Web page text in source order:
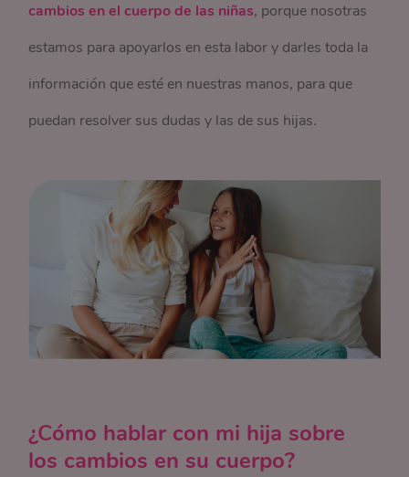
cambios en el cuerpo de las niñas, porque nosotras
estamos para apoyarlos en esta labor y darles toda la
información que esté en nuestras manos, para que
puedan resolver sus dudas y las de sus hijas.
¿Cómo hablar con mi hija sobre
los cambios en su cuerpo?